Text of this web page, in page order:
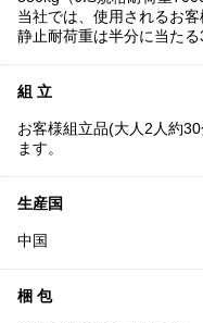
当社では、使用されるお
静止耐荷重は半分に当たる
組 立
お客様組立品(大人2人約
ます。
生産国
中国
梱 包